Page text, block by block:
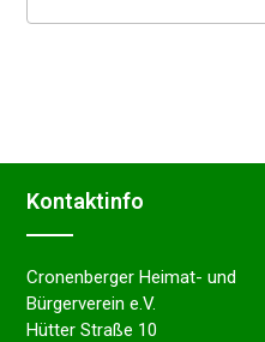
Kontakt­in­fo
Cronenberger Heimat- und
Bürgerverein e.V.
Hütter Straße 10